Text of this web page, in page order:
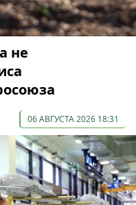
не
06 АВГУСТА 2026 18:31